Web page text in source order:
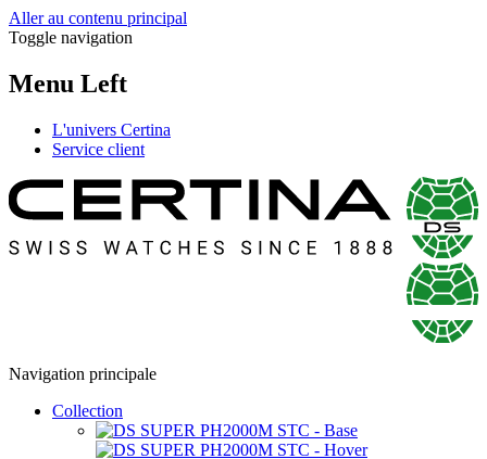
Aller au contenu principal
Toggle navigation
Menu Left
L'univers Certina
Service client
Navigation principale
Collection